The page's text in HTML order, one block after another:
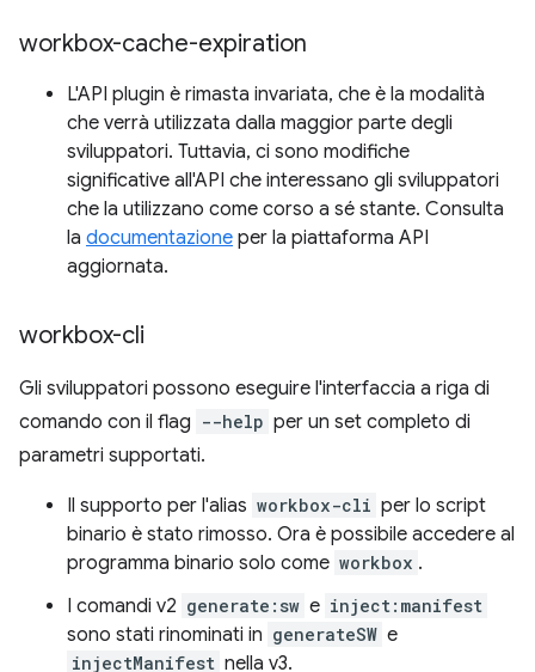
workbox-cache-expiration
L'API plugin è rimasta invariata, che è la modalità
che verrà utilizzata dalla maggior parte degli
sviluppatori. Tuttavia, ci sono modifiche
significative all'API che interessano gli sviluppatori
che la utilizzano come corso a sé stante. Consulta
la documentazione per la piattaforma API
aggiornata.
workbox-cli
Gli sviluppatori possono eseguire l'interfaccia a riga di
comando con il flag --help per un set completo di
parametri supportati.
Il supporto per l'alias workbox-cli per lo script
binario è stato rimosso. Ora è possibile accedere al
programma binario solo come workbox .
I comandi v2 generate:sw e inject:manifest
sono stati rinominati in generateSW e
injectManifest nella v3.